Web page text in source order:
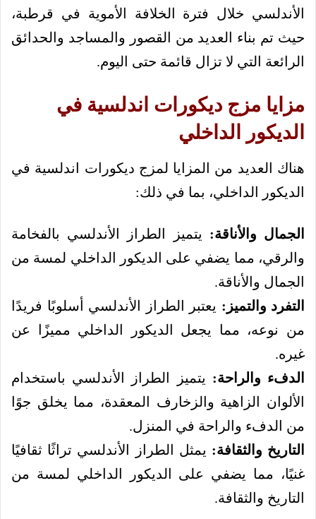
الأندلسي خلال فترة الخلافة الأموية في قرطبة،
حيث تم بناء العديد من القصور والمساجد والحدائق
الرائعة التي لا تزال قائمة حتى اليوم.
مزايا مزج ديكورات اندلسية في
الديكور الداخلي
هناك العديد من المزايا لمزج ديكورات اندلسية في
الديكور الداخلي، بما في ذلك:
الجمال والأناقة: يتميز الطراز الأندلسي بالفخامة
والرقي، مما يضفي على الديكور الداخلي لمسة من
الجمال والأناقة.
التفرد والتميز: يعتبر الطراز الأندلسي أسلوبًا فريدًا
من نوعه، مما يجعل الديكور الداخلي مميزًا عن
غيره.
الدفء والراحة: يتميز الطراز الأندلسي باستخدام
الألوان الزاهية والزخارف المعقدة، مما يخلق جوًا
من الدفء والراحة في المنزل.
التاريخ والثقافة: يمثل الطراز الأندلسي تراثًا ثقافيًا
غنيًا، مما يضفي على الديكور الداخلي لمسة من
التاريخ والثقافة.